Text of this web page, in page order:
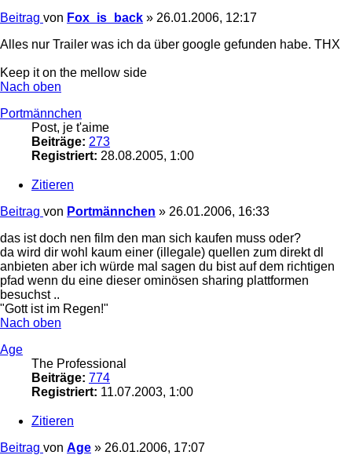
Beitrag von Fox_is_back » 26.01.2006, 12:17
Alles nur Trailer was ich da über google gefunden habe. THX
Keep it on the mellow side
Nach oben
Portmännchen
Post, je t'aime
Beiträge: 273
Registriert: 28.08.2005, 1:00
Zitieren
Beitrag von Portmännchen » 26.01.2006, 16:33
das ist doch nen film den man sich kaufen muss oder?
da wird dir wohl kaum einer (illegale) quellen zum direkt dl
anbieten aber ich würde mal sagen du bist auf dem richtigen
pfad wenn du eine dieser ominösen sharing plattformen
besuchst ..
"Gott ist im Regen!"
Nach oben
Age
The Professional
Beiträge: 774
Registriert: 11.07.2003, 1:00
Zitieren
Beitrag von Age » 26.01.2006, 17:07